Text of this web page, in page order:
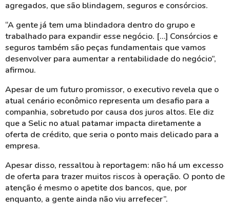
agregados, que são blindagem, seguros e consórcios.
“A gente já tem uma blindadora dentro do grupo e
trabalhado para expandir esse negócio. […] Consórcios e
seguros também são peças fundamentais que vamos
desenvolver para aumentar a rentabilidade do negócio”,
afirmou.
Apesar de um futuro promissor, o executivo revela que o
atual cenário econômico representa um desafio para a
companhia, sobretudo por causa dos juros altos. Ele diz
que a Selic no atual patamar impacta diretamente a
oferta de crédito, que seria o ponto mais delicado para a
empresa.
Apesar disso, ressaltou à reportagem: não há um excesso
de oferta para trazer muitos riscos à operação. O ponto de
atenção é mesmo o apetite dos bancos, que, por
enquanto, a gente ainda não viu arrefecer”.